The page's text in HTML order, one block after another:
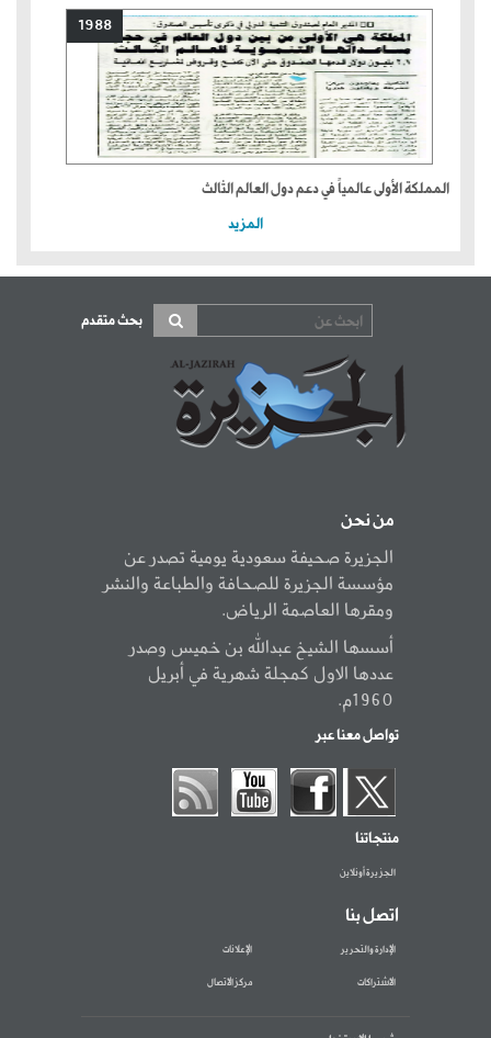
1988
المملكة الأولى عالمياً في دعم دول العالم الثالث
المزيد
بحث متقدم
من نحن
الجزيرة صحيفة سعودية يومية تصدر عن
مؤسسة الجزيرة للصحافة والطباعة والنشر
ومقرها العاصمة الرياض.
أسسها الشيخ عبدالله بن خميس وصدر
عددها الاول كمجلة شهرية في أبريل
1960م.
تواصل معنا عبر
منتجاتنا
الجزيرة أونلاين
اتصل بنا
الإدارة والتحرير الإعلانات
الاشتراكات مركز الاتصال